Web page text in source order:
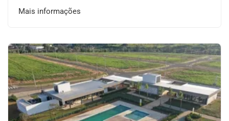
Mais informações